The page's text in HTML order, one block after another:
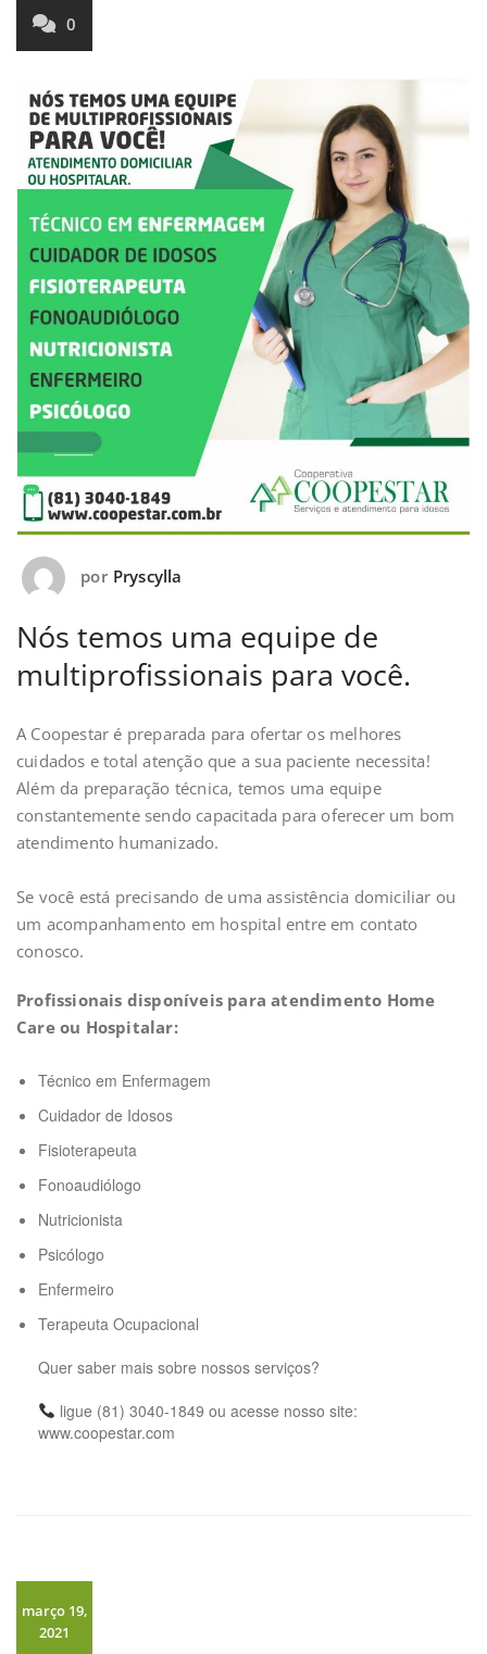
0
por Pryscylla
Nós temos uma equipe de
multiprofissionais para você.
A Coopestar é preparada para ofertar os melhores
cuidados e total atenção que a sua paciente necessita!
Além da preparação técnica, temos uma equipe
constantemente sendo capacitada para oferecer um bom
atendimento humanizado.
Se você está precisando de uma assistência domiciliar ou
um acompanhamento em hospital entre em contato
conosco.
Profissionais disponíveis para atendimento Home
Care ou Hospitalar:
Técnico em Enfermagem
Cuidador de Idosos
Fisioterapeuta
Fonoaudiólogo
Nutricionista
Psicólogo
Enfermeiro
Terapeuta Ocupacional
Quer saber mais sobre nossos serviços?
ligue (81) 3040-1849 ou acesse nosso site:
www.coopestar.com
março 19,
2021